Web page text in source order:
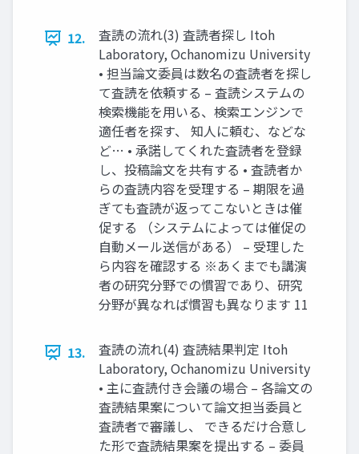
12.
査読の流れ(3) 査読者探し Itoh
Laboratory, Ochanomizu University
• 担当論文委員は数名の査読者を探し
て査読を依頼する – 査読システムの
検索機能を用いる、検索エンジンで
適任者を探す、 知人に頼む、などな
ど… • 承諾してくれた査読者を登録
し、投稿論文を共有する • 査読者か
らの査読内容を受理する – 期限を過
ぎても査読が返ってこないときは催
促する （システムによっては催促の
自動メール送信がある） – 受理した
ら内容を確認する ※あくまでも講演
者の研究分野での慣習であり、研究
分野が異なれば慣習も異なります 11
13.
査読の流れ(4) 査読結果判定 Itoh
Laboratory, Ochanomizu University
• 主に査読付き会議の場合 – 各論文の
査読結果案について論文担当委員と
査読者で審議し、 できるだけ合意し
た形で査読結果案を提出する – 委員